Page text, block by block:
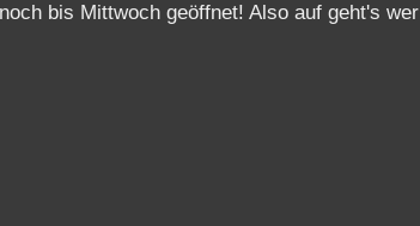
bis Mittwoch geöffnet! Also auf geht's wer